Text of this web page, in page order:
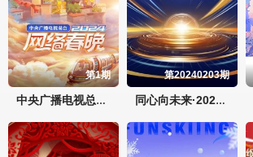
第1期
中央广播电视总台2024网络春晚
第20240203期
同心向未来·2024中国网络视听年度盛典